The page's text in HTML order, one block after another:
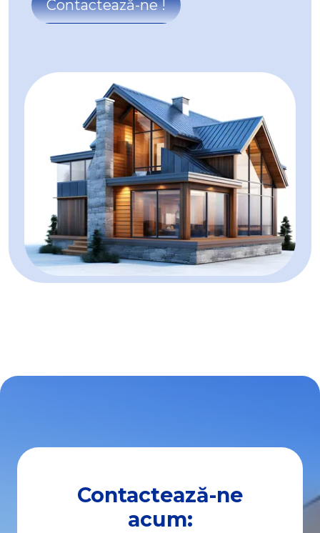
Spatii comerciale de vanzare in Alba Iulia
Spatii comerciale de vanzare in Sard
Spatii comerciale de vanzare in Alba Iulia Vest
Spatii comerciale de vanzare in Alba Iulia Barabant
Spatii comerciale de vanzare in Alba Iulia Ultracentral
Spatii comerciale de vanzare in Alba Iulia Ampoi 3
Spatii industriale de vanzare
Spatii industriale de vanzare in Alba Iulia
Spatii industriale de vanzare in Alba Iulia Ampoi 3
Spatii industriale de vanzare in Santimbru
Spatii industriale de vanzare in Metes Central
Spatii industriale de vanzare in Alba Iulia Barabant
Contactează-ne !
Contactează-ne
acum: